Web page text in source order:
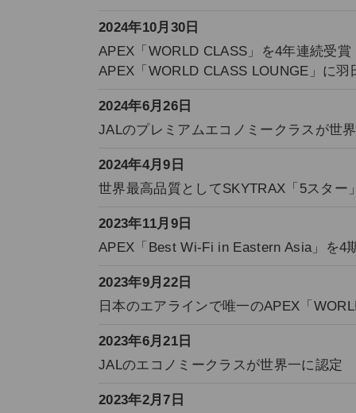
2024年10月30日
APEX「WORLD CLASS」を4年連続受賞
APEX「WORLD CLASS LOUNGE」に
2024年6月26日
JALのプレミアムエコノミークラスが世
2024年4月9日
世界最高品質としてSKYTRAX「5スター
2023年11月9日
APEX「Best Wi-Fi in Eastern Asia」を4
2023年9月22日
日本のエアラインで唯一のAPEX「
2023年6月21日
JALのエコノミークラスが世界一に認定
2023年2月7日